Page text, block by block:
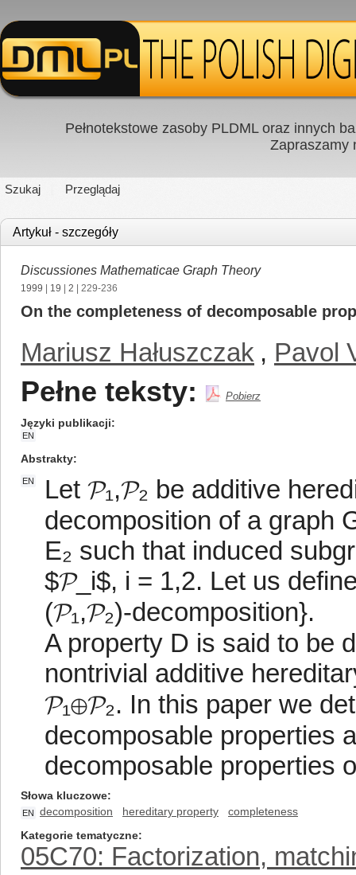
Pełnotekstowe zasoby PLDML oraz innych
Zapraszamy
Szukaj Przeglądaj
Artykuł - szczegóły
Discussiones Mathematicae Graph Theory
1999 19 2 | 229-236
On the completeness of decomposable
Mariusz Hałuszczak , Pavol
Pełne teksty: Pobierz
Języki publikacji
EN
Abstrakty
EN
Let 𝓟₁,𝓟₂ be additive
decomposition of a graph
E₂ such that induced
$𝓟_i$, i = 1,2. Let us
(𝓟₁,𝓟₂)-decomposition}.
A property D is said to be
nontrivial additive
𝓟₁⊕𝓟₂. In this paper we
decomposable properties
decomposable properties
Słowa kluczowe
EN decomposition hereditary property
completeness
Kategorie tematyczne
05C70: Factorization,